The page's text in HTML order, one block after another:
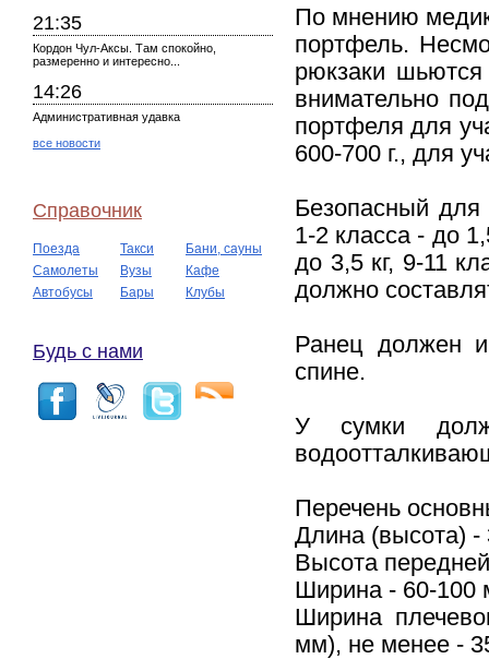
21:35
Кордон Чул-Аксы. Там спокойно,
размеренно и интересно...
14:26
Административная удавка
все новости
Справочник
Поезда Такси
Бани, сауны
Самолеты
Вузы
Кафе
Автобусы
Бары Клубы
Будь с нами
По мнению
портфель.
рюкзаки
внимательно
портфеля для
600-700 г., для
Безопасный для
1-2 класса - до
до 3,5 кг, 9-11
должно
Ранец должен
спине.
У сумки
Перечень
Длина (высота)
Высота
Ширина - 60-100
Ширина
мм), не менее -